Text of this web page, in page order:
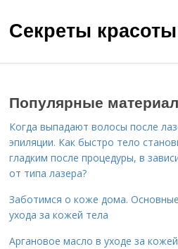
Секреты
Популярные
Когда выпадают волосы после
эпиляции. Как быстро тело
гладким после процедуры, в
от типа лазера?
Заботимся о коже дома.
ухода за кожей тела
Аргановое масло в уходе за